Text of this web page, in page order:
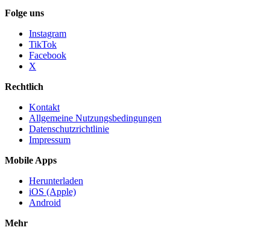
Folge uns
Instagram
TikTok
Facebook
X
Rechtlich
Kontakt
Allgemeine Nutzungsbedingungen
Datenschutzrichtlinie
Impressum
Mobile Apps
Herunterladen
iOS (Apple)
Android
Mehr